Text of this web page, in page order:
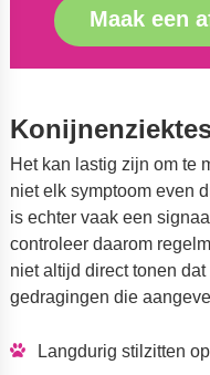
Maak een
Het kan lastig zijn om te
niet elk symptoom even
is echter vaak een
controleer daarom
niet altijd direct tonen
gedragingen die
Langdurig stilzitten